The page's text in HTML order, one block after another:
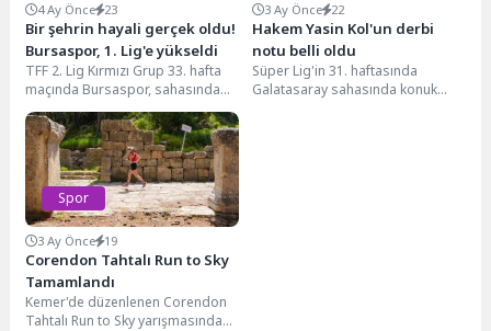
4 Ay Önce 23
Bir şehrin hayali gerçek oldu!
Bursaspor, 1. Lig'e yükseldi
TFF 2. Lig Kırmızı Grup 33. hafta
maçında Bursaspor, sahasında
ağırladığı Somaspor'u 5-1
yenerek sezonu...
3 Ay Önce 22
Hakem Yasin Kol'un derbi
notu belli oldu
Süper Lig'in 31. haftasında
Galatasaray sahasında konuk
Spor
3 Ay Önce 19
Corendon Tahtalı Run to Sky
Tamamlandı
Kemer'de düzenlenen Corendon
Tahtalı Run to Sky yarışmasında